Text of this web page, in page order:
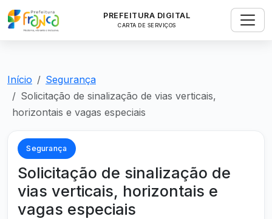
PREFEITURA DIGITAL
CARTA DE SERVIÇOS
Início
Segurança
Solicitação de sinalização de vias verticais,
horizontais e vagas especiais
Segurança
Solicitação de sinalização de
vias verticais, horizontais e
vagas especiais